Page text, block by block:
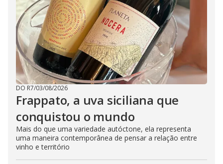
DO R7/03/08/2026
Frappato, a uva siciliana que
conquistou o mundo
Mais do que uma variedade autóctone, ela representa
uma maneira contemporânea de pensar a relação entre
vinho e território